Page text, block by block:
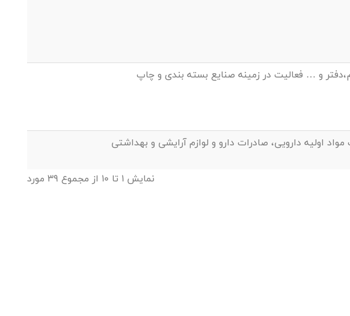
و … فعالیت در زمینه صنایع بسته بندی و چاپ
اولیه دارویی، صادرات دارو و لوازم آرایشی و بهداشتی
نمایش 1 تا 10 از مجموع 39 مورد